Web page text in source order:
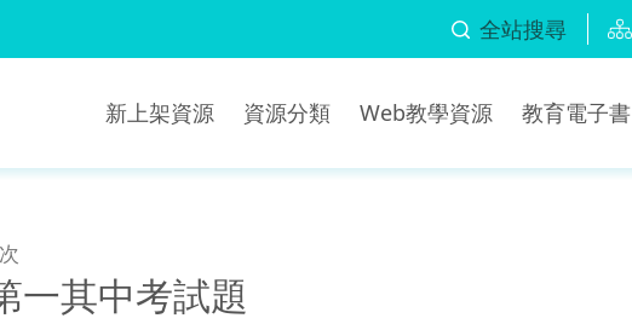
全站搜尋
新上架資源 資源分類 Web教學資源 教育電子書
一其中考試題